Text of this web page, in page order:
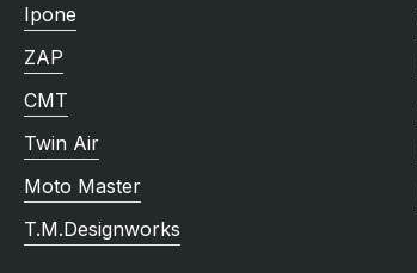
Ipone
ZAP
CMT
Twin Air
Moto Master
T.M.Designworks